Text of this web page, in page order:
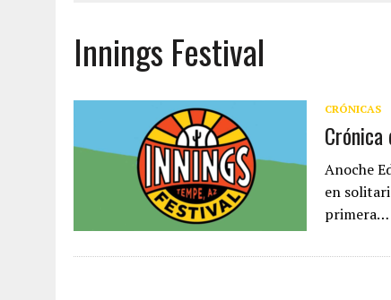
19 DE MAYO DE 2026
EL ENCUENTRO ENTRE NEIL YOUNG Y PEARL
12 DE MAYO DE 2026
| PEARL JAM REAPARECEN EN OHANA 2026 EN
Innings Festival
CRÓNICAS
Crónica
Anoche
en
primera…